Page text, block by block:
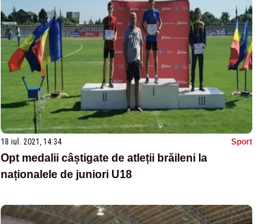
18 iul. 2021, 14:34 Sport
Opt medalii câștigate de atleții brăileni la
naționalele de juniori U18